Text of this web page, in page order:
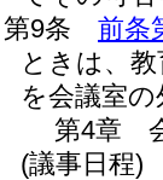
第9条
前条
ときは、
を会議室
第4章
(議事日程)